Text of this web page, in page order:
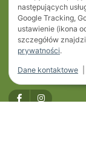
następujących
Google Tracking,
ustawienie (ikona
szczegółów
prywatności.
Dane kontaktowe
Moje konto
Regulaminy